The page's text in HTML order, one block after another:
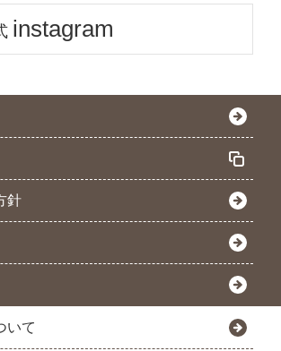
instagram
針
いて